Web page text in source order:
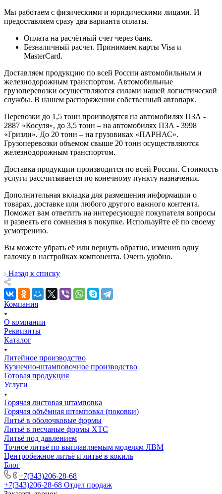
Мы работаем с физическими и юридическими лицами. И
предоставляем сразу два варианта оплаты.
Оплата на расчётный счет через банк.
Безналичный расчет. Принимаем карты Visa и
MasterCard.
Доставляем продукцию по всей России автомобильным и
железнодорожным транспортом. Автомобильные
грузоперевозки осуществляются силами нашей логистической
службы. В нашем распоряжении собственный автопарк.
Перевозки до 1,5 тонн производятся на автомобилях ПЗА -
2887 «Косуля», до 3,5 тонн – на автомобилях ПЗА - 3998
«Гризли». До 20 тонн – на грузовиках «ПАРНАС».
Грузоперевозки объемом свыше 20 тонн осуществляются
железнодорожным транспортом.
Доставка продукции производится по всей России. Стоимость
услуги рассчитывается по конечному пункту назначения.
Дополнительная вкладка для размещения информации о
товарах, доставке или любого другого важного контента.
Поможет вам ответить на интересующие покупателя вопросы
и развеять его сомнения в покупке. Используйте её по своему
усмотрению.
Вы можете убрать её или вернуть обратно, изменив одну
галочку в настройках компонента. Очень удобно.
Назад к списку
Компания
О компании
Реквизиты
Каталог
Литейное производство
Кузнечно-штамповочное производство
Готовая продукция
Услуги
Горячая листовая штамповка
Горячая объёмная штамповка (поковки)
Литьё в оболочковые формы
Литьё в песчаные формы ХТС
Литьё под давлением
Точное литьё по выплавляемым моделям ЛВМ
Центробежное литьё и литьё в кокиль
Блог
+7(343)206-28-68
+7(343)206-28-68 Отдел продаж